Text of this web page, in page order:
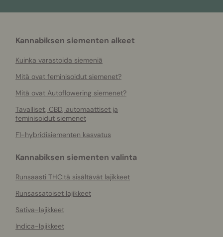
Kannabiksen siementen alkeet
Kuinka varastoida siemeniä
Mitä ovat feminisoidut siemenet?
Mitä ovat Autoflowering siemenet?
Tavalliset, CBD, automaattiset ja
feminisoidut siemenet
F1-hybridisiementen kasvatus
Kannabiksen siementen valinta
Runsaasti THC:tä sisältävät lajikkeet
Runsassatoiset lajikkeet
Sativa-lajikkeet
Indica-lajikkeet